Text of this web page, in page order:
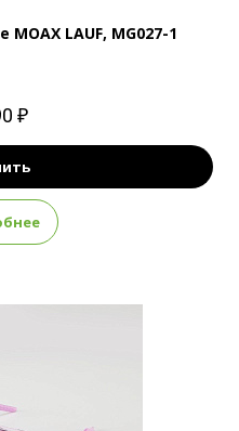
LAUF, MG027-1
₽